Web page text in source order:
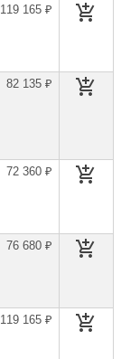
119 165 ₽
82 135 ₽
72 360 ₽
76 680 ₽
119 165 ₽